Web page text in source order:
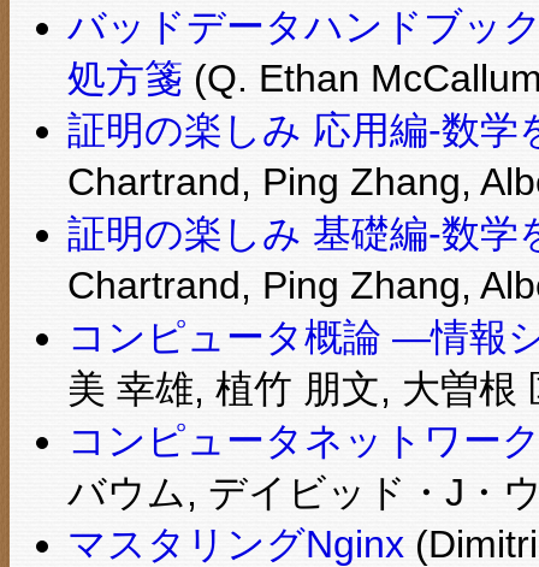
バッドデータハンドブッ
処方箋 (Q. Ethan
証明の楽しみ 応用編-数
Chartrand, Ping Zhang,
証明の楽しみ 基礎編-数
Chartrand, Ping Zhang,
コンピュータ概論 ―情報
美 幸雄, 植竹 朋文, 大曽根
コンピュータネットワー
バウム, デイビッド・J・
マスタリングNginx